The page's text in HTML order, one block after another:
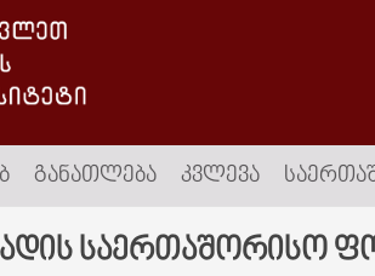
ᲒᲐᲜᲐᲗᲚᲔᲑᲐ ᲙᲕᲚᲔᲕᲐ
საერთაშორისო